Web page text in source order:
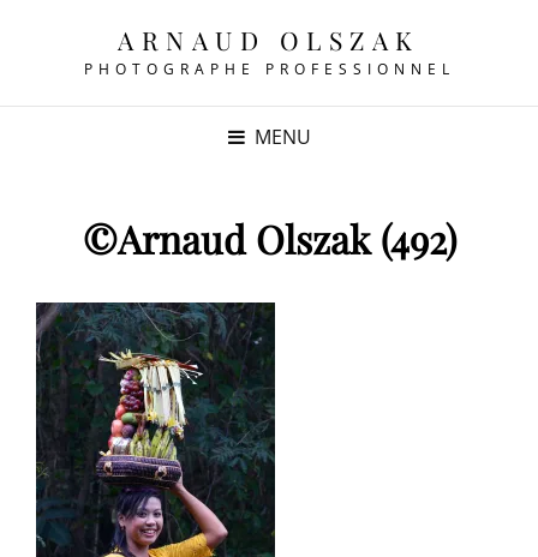
ARNAUD OLSZAK
PHOTOGRAPHE PROFESSIONNEL
MENU
©Arnaud Olszak (492)